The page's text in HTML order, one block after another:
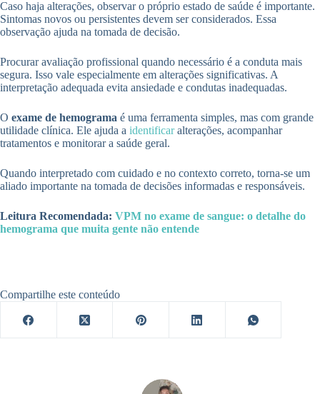
Caso haja alterações, observar o próprio estado de saúde é importante.
Sintomas novos ou persistentes devem ser considerados. Essa
observação ajuda na tomada de decisão.
Procurar avaliação profissional quando necessário é a conduta mais
segura. Isso vale especialmente em alterações significativas. A
interpretação adequada evita ansiedade e condutas inadequadas.
O exame de hemograma é uma ferramenta simples, mas com grande
utilidade clínica. Ele ajuda a identificaralterações, acompanhar
tratamentos e monitorar a saúde geral.
Quando interpretado com cuidado e no contexto correto, torna-se um
aliado importante na tomada de decisões informadas e responsáveis.
Leitura Recomendada: VPM no exame de sangue: o detalhe do
hemograma que muita gente não entende
Compartilhe este conteúdo